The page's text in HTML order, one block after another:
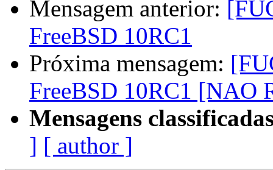
Mensagem anterior:
FreeBSD 10RC1
Próxima mensagem:
FreeBSD 10RC1 [NAO
Mensagens
] [ author ]